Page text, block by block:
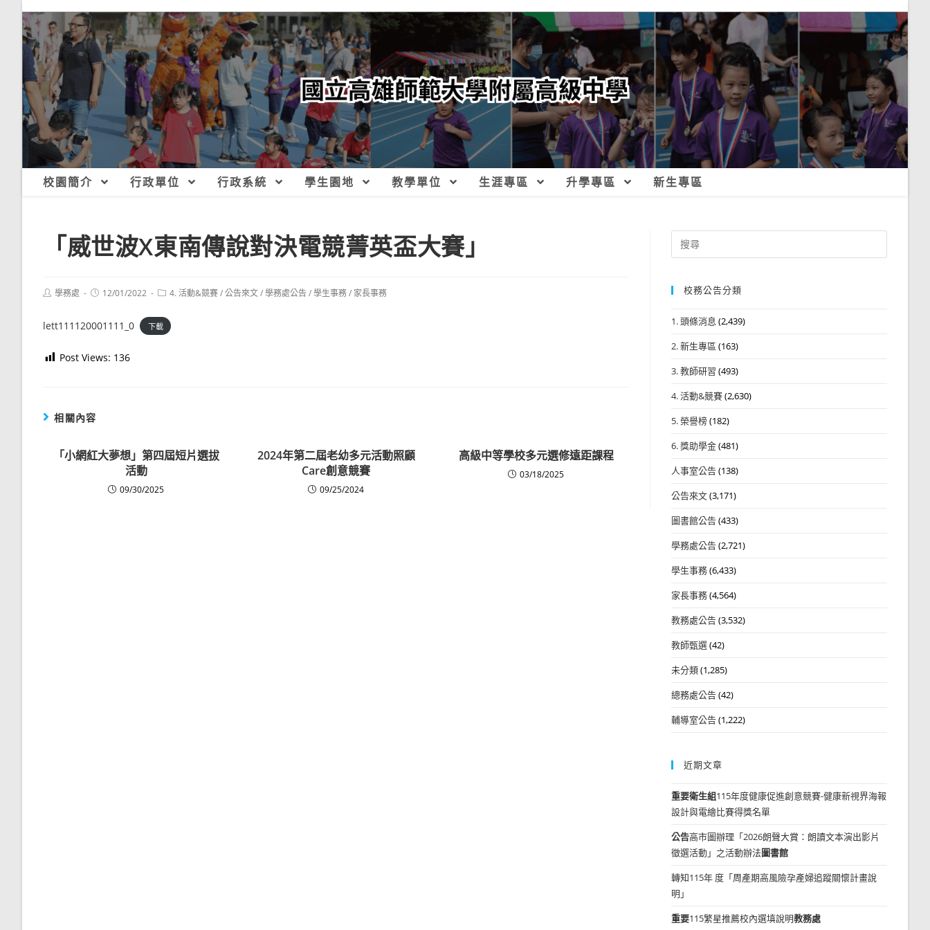
校園簡介 行政單位 行政系統 學生園地 教學單位 生涯專區 升學專區 新生專區
「威世波X東南傳說對決電競菁英盃大賽」
Post學務處
Post12/01/2022
Post4. 活動&競賽/公告來文/學務處公告/學生事務/ 家長事務
lett111120001111_0 下載
Post Views: 136
相關內容
「小網紅大夢想」第四屆短片選拔
活動
09/30/2025
2024年第二屆老幼多元活動照顧
Care創意競賽
09/25/2024
高級中等學校多元選修遠距課程
03/18/2025
Search
for:
校務公告分類
1. 頭條消息 (2,439)
2. 新生專區 (163)
3. 教師研習 (493)
4. 活動&競賽(2,630)
5. 榮譽榜(182)
6. 獎助學金(481)
人事室公告(138)
公告來文(3,171)
圖書館公告(433)
學務處公告(2,721)
學生事務(6,433)
家長事務(4,564)
教務處公告(3,532)
教師甄選(42)
未分類(1,285)
總務處公告(42)
輔導室公告(1,222)
近期文章
重要衛生組115年度健康促進創意競賽-健康新視界海報
設計與電繪比賽得獎名單
公告高市圖辦理「2026朗聲大賞：朗讀文本演出影片
徵選活動」之活動辦法圖書館
轉知115年 度「周產期高風險孕產婦追蹤關懷計畫說
明」
重要115繁星推薦校內選填說明教務處